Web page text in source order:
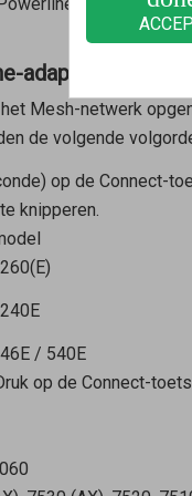
adapter met een
Mesh-netwerk
de volgende
op de Connect-
knipperen.
/ 540E
op de Connect-